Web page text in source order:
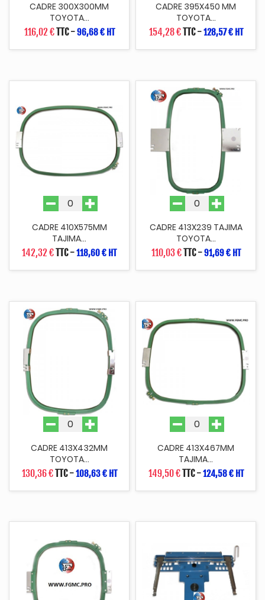
CADRE 300X300MM
TOYOTA...
116,02 €TTC-96,68 € HT
CADRE 395X450 MM
TOYOTA...
154,28 €TTC-128,57 € HT
CADRE 410X575MM
TAJIMA...
142,32 €TTC-118,60 € HT
CADRE 413X239 TAJIMA
TOYOTA...
110,03 €TTC-91,69 € HT
CADRE 413X432MM
TOYOTA...
130,36 €TTC-108,63 € HT
CADRE 413X467MM
TAJIMA...
149,50 €TTC-124,58 € HT